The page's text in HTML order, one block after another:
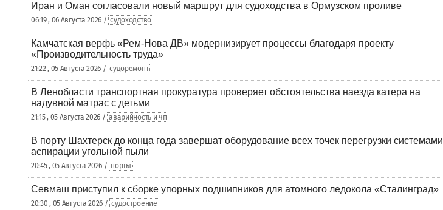
Иран и Оман согласовали новый маршрут для судоходства в Ормузском проливе
06:19 , 06 Августа 2026 / судоходство
Камчатская верфь «Рем-Нова ДВ» модернизирует процессы благодаря проекту
«Производительность труда»
21:22 , 05 Августа 2026 / судоремонт
В Ленобласти транспортная прокуратура проверяет обстоятельства наезда катера на
надувной матрас с детьми
21:15 , 05 Августа 2026 / аварийность и чп
В порту Шахтерск до конца года завершат оборудование всех точек перегрузки системами
аспирации угольной пыли
20:45 , 05 Августа 2026 / порты
Севмаш приступил к сборке упорных подшипников для атомного ледокола «Сталинград»
20:30 , 05 Августа 2026 / судостроение